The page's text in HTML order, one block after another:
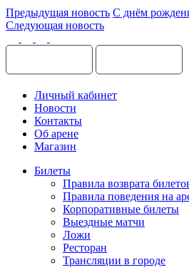
Предыдущая новость С днём
Следующая новость
Личный кабинет
Новости
Контакты
Об арене
Магазин
Билеты
Правила возврата
Правила поведения на
Корпоративные билеты
Выездные матчи
Ложи
Ресторан
Трансляции в городе